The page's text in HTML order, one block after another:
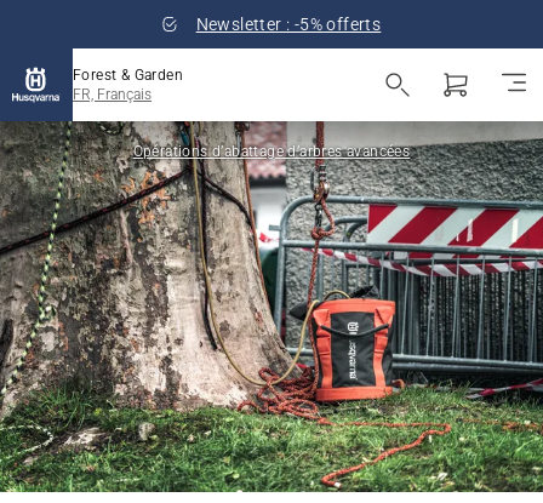
Newsletter : -5% offerts
Forest & Garden
FR, Français
Opérations d’abattage d’arbres avancées